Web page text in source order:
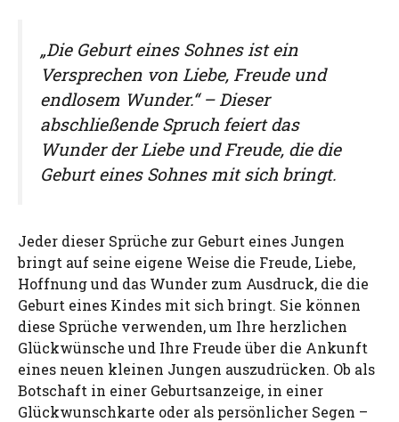
„Die Geburt eines Sohnes ist ein
Versprechen von Liebe, Freude und
endlosem Wunder.“ – Dieser
abschließende Spruch feiert das
Wunder der Liebe und Freude, die die
Geburt eines Sohnes mit sich bringt.
Jeder dieser Sprüche zur Geburt eines Jungen
bringt auf seine eigene Weise die Freude, Liebe,
Hoffnung und das Wunder zum Ausdruck, die die
Geburt eines Kindes mit sich bringt. Sie können
diese Sprüche verwenden, um Ihre herzlichen
Glückwünsche und Ihre Freude über die Ankunft
eines neuen kleinen Jungen auszudrücken. Ob als
Botschaft in einer Geburtsanzeige, in einer
Glückwunschkarte oder als persönlicher Segen –